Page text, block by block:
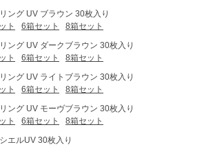
ング UV ブラウン 30枚入り
ト 6箱セット
8箱セット
ング UV ダークブラウン 30枚入り
ト 6箱セット
8箱セット
ング UV ライトブラウン 30枚入り
ト 6箱セット
8箱セット
ング UV モーヴブラウン 30枚入り
ト 6箱セット
8箱セット
エルUV 30枚入り